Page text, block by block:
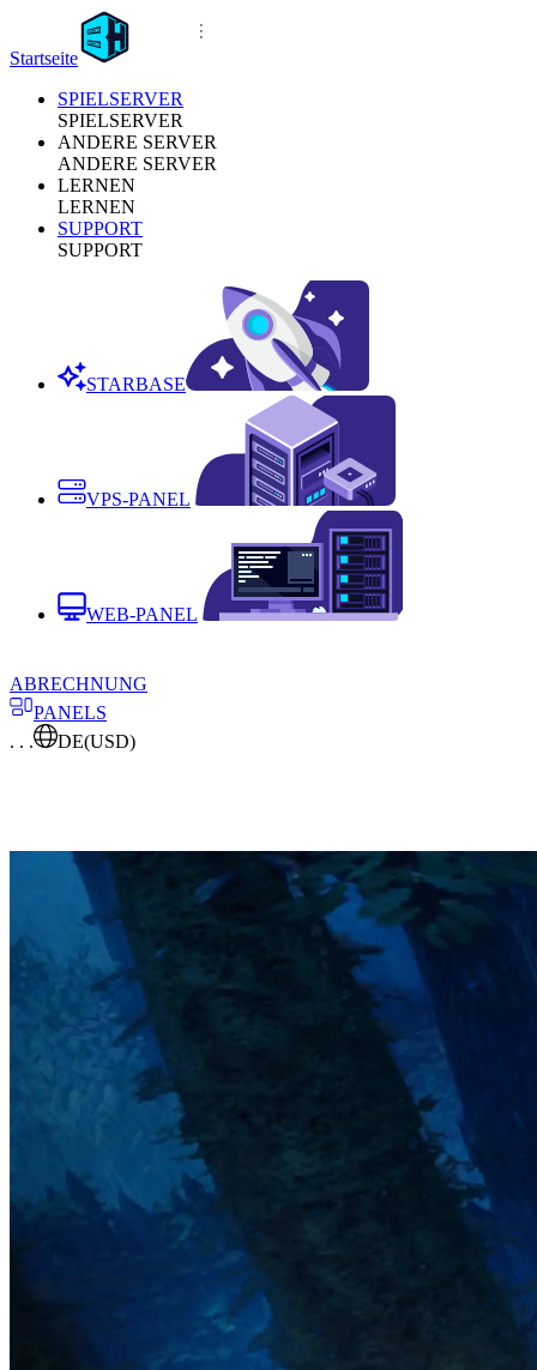
Startseite
SPIELSERVER
SPIELSERVER
ANDERE SERVER
ANDERE SERVER
LERNEN
LERNEN
SUPPORT
SUPPORT
STARBASE
VPS-PANEL
WEB-PANEL
ABRECHNUNG
PANELS
. . .
DE(USD)